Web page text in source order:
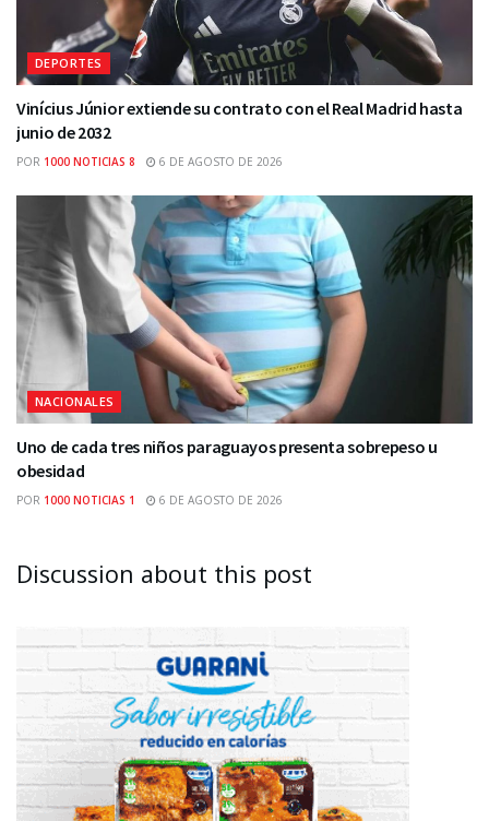
DEPORTES
Vinícius Júnior extiende su contrato con el Real Madrid hasta
junio de 2032
POR 1000 NOTICIAS 8 6 DE AGOSTO DE 2026
NACIONALES
Uno de cada tres niños paraguayos presenta sobrepeso u
obesidad
POR 1000 NOTICIAS 1 6 DE AGOSTO DE 2026
Discussion about this post